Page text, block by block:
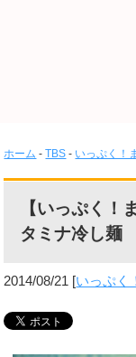
ホーム -TBS - いっぷく！
【いっぷく！
タミナ冷し麺
2014/08/21 [いっぷく